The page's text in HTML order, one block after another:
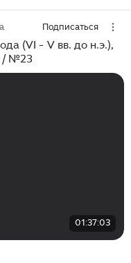
Подписаться
(VI - V вв. до н.э.),
/ №23
01:37:03